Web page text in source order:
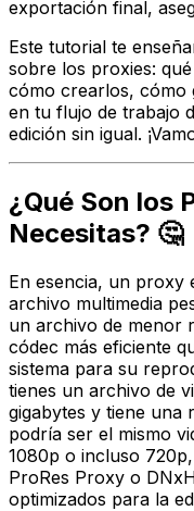
exportación final,
Este tutorial te
sobre los proxies:
cómo crearlos, cómo
en tu flujo de trabajo
edición sin igual.
¿Qué Son los
Necesitas? 🤔
En esencia, un proxy
archivo multimedia
un archivo de menor
códec más eficiente
sistema para su
tienes un archivo de
gigabytes y tiene una
podría ser el mismo
1080p o incluso
ProRes Proxy o
optimizados para la